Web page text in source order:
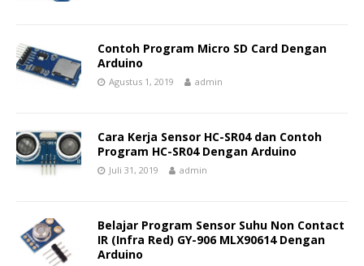
Contoh Program Micro SD Card Dengan
Arduino
Agustus 1, 2019 admin
Cara Kerja Sensor HC-SR04 dan Contoh
Program HC-SR04 Dengan Arduino
Juli 31, 2019 admin
Belajar Program Sensor Suhu Non Contact
IR (Infra Red) GY-906 MLX90614 Dengan
Arduino